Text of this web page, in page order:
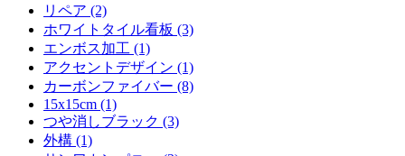
リペア (2)
ホワイトタイル看板 (3)
エンボス加工 (1)
アクセントデザイン (1)
カーボンファイバー (8)
15x15cm (1)
つや消しブラック (3)
外構 (1)